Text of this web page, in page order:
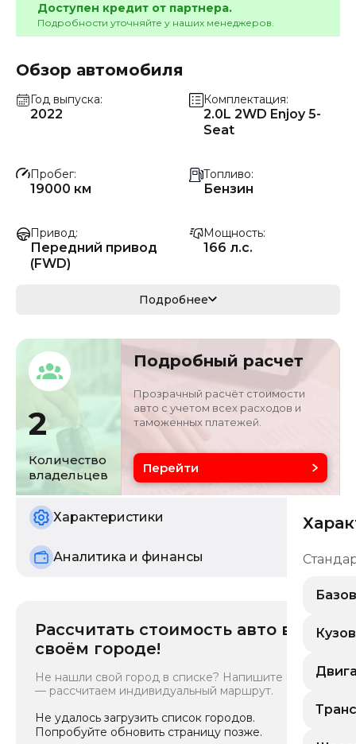
Доступен кредит от партнера.
Подробности уточняйте у наших менеджеров.
Обзор автомобиля
Год выпуска
2022
Комплектация
2.0L 2WD Enjoy 5-
Seat
Пробег
19000 км
Топливо
Бензин
Привод
Передний привод
(FWD)
Мощность
166 л.с.
122 кВ
Кузов
кроссовер/
внедорожник
LL66HAB04MB039
Объём двигателя
2 л
Цвет
Состояние
б/у
Подробнее
2
Количество
владельцев
Подробный расчет
Прозрачный расчёт стоимости
авто с учетом всех расходов и
таможенных платежей.
Перейти
Характеристики
Аналитика и финансы
Класс:
Китай
Кузов
Тип
Рассчитать стоимость авто в
своём городе!
Не нашли свой город в списке? Напишите нам
— рассчитаем индивидуальный маршрут.
Не удалось загрузить список городов.
Попробуйте обновить страницу позже.